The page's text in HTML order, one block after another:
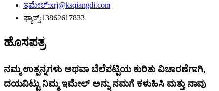
ಇಮೇಲ್:xrj@ksqiangdi.com
ಫ್ಯಾಕ್ಸ್:13862617833
ಹೊಸಪತ್ರ
ನಮ್ಮ ಉತ್ಪನ್ನಗಳು ಅಥವಾ ಬೆಲೆಪಟ್ಟಿಯ ಕುರಿತು ವಿಚಾರಣೆಗಾಗಿ,
ದಯವಿಟ್ಟು ನಿಮ್ಮ ಇಮೇಲ್ ಅನ್ನು ನಮಗೆ ಕಳುಹಿಸಿ ಮತ್ತು ನಾವು